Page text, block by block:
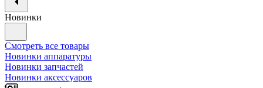
Новинки
Смотреть все товары
Новинки аппаратуры
Новинки запчастей
Новинки аксессуаров